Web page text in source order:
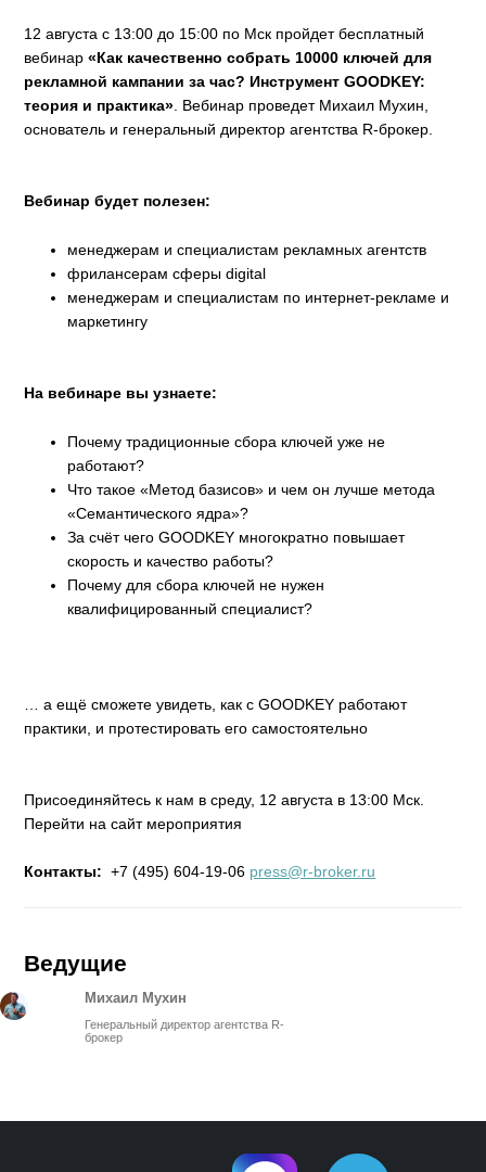
12 августа с 13:00 до 15:00 по Мск пройдет бесплатный
вебинар«Как качественно собрать 10000 ключей для
рекламной кампании за час? Инструмент GOODKEY:
теория и практика». Вебинар проведет Михаил Мухин,
основатель и генеральный директор агентства R-брокер.
Вебинар будет полезен:
менеджерам и специалистам рекламных агентств
фрилансерам сферы digital
менеджерам и специалистам по интернет-рекламе и
маркетингу
На вебинаре вы узнаете:
Почему традиционные сбора ключей уже не
работают?
Что такое «Метод базисов» и чем он лучше метода
«Семантического ядра»?
За счёт чего GOODKEY многократно повышает
скорость и качество работы?
Почему для сбора ключей не нужен
квалифицированный специалист?
… а ещё сможете увидеть, как с GOODKEY работают
практики, и протестировать его самостоятельно
Присоединяйтесь к нам в среду, 12 августа в 13:00 Мск.
Перейти на сайт мероприятия
Контакты: +7 (495) 604-19-06 press@r-broker.ru
Ведущие
Михаил Мухин
Генеральный директор агентства R-
брокер